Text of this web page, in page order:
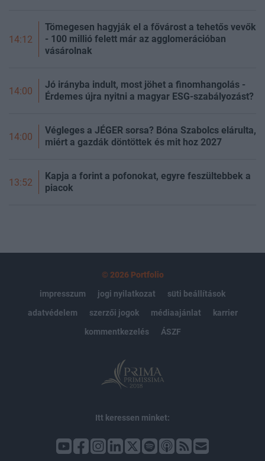
14:12
Tömegesen hagyják el a fővárost a tehetős vevők
- 100 millió felett már az agglomerációban
vásárolnak
14:00
Jó irányba indult, most jöhet a finomhangolás -
Érdemes újra nyitni a magyar ESG-szabályozást?
14:00
Végleges a JÉGER sorsa? Bóna Szabolcs elárulta,
miért a gazdák döntöttek és mit hoz 2027
13:52
Kapja a forint a pofonokat, egyre feszültebbek a
piacok
© 2026 Portfolio
impresszum
jogi nyilatkozat
süti beállítások
adatvédelem
szerzői jogok médiaajánlat
karrier
kommentkezelés
ÁSZF
Itt keressen minket: